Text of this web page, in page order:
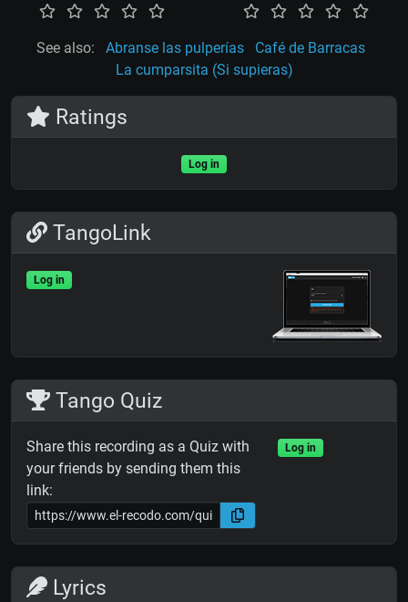
See also: Abranse las pulperías
Café de Barracas
La cumparsita (Si supieras)
Ratings
Log in
TangoLink
Log in
Tango Quiz
Share this recording as a Quiz with
your friends by sending them this
link:
Log in
Lyrics